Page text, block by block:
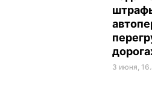
3 июня,